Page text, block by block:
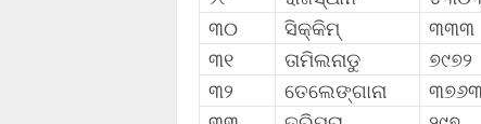
୩୦
ସିକ୍କିମ୍ ୩୩୩
୩୧
ତାମିଲନାଡୁ ୭୯୭୨
୩୨
ତେଲେଙ୍ଗାନା